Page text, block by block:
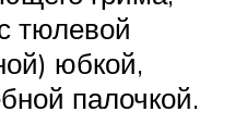
тюлевой
юбкой,
палочкой.